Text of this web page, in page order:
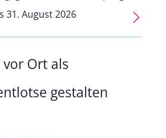
31. August 2026
Ort als
gestalten